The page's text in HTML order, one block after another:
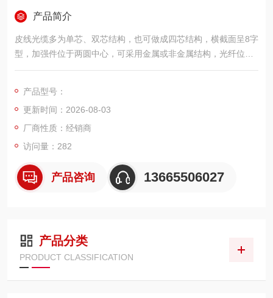
产品简介
皮线光缆多为单芯、双芯结构，也可做成四芯结构，横截面呈8字
型，加强件位于两圆中心，可采用金属或非金属结构，光纤位于8
字型的几何中心。光缆内光纤采用G.657小弯曲半径光纤，可以
入户。
产品型号：
更新时间：2026-08-03
厂商性质：经销商
访问量：282
产品咨询 13665506027
产品分类
PRODUCT CLASSIFICATION